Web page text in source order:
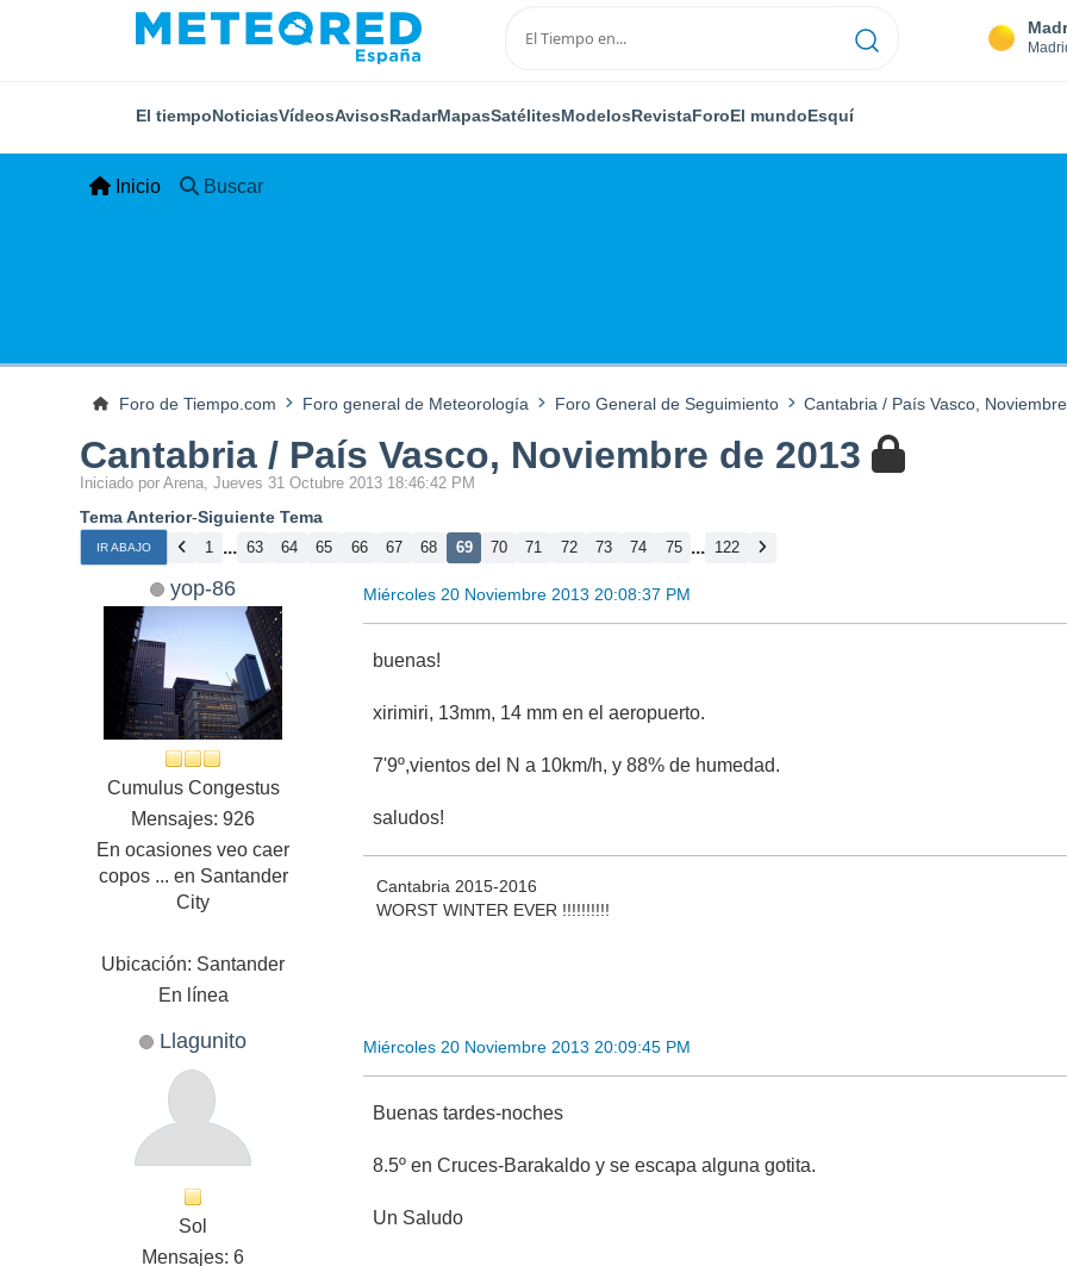
El tiempoNoticiasVídeosAvisosRadarMapasSatélitesModelosRevistaForoEl mundoEsquí
Inicio Buscar
Foro de Tiempo.com Foro general de Meteorología Foro General de Seguimiento Cantabria / País Vasco,
Cantabria / País Vasco, Noviembre de 2013
Iniciado por Arena, Jueves 31 Octubre 2013 18:46:42 PM
Tema Anterior-Siguiente Tema
IR ABAJO 1 ... 63 64 65 66 67 68 69 70 71 72 73 74 75 ... 122
yop-86
Cumulus Congestus
Mensajes: 926
En ocasiones veo caer
copos ... en Santander
City
Ubicación: Santander
En línea
Miércoles 20 Noviembre 2013 20:08:37 PM
buenas!
xirimiri, 13mm, 14 mm en el aeropuerto.
7'9º,vientos del N a 10km/h, y 88% de humedad.
saludos!
Cantabria 2015-2016
WORST WINTER EVER !!!!!!!!!!
Llagunito
Sol
Mensajes: 6
Miércoles 20 Noviembre 2013 20:09:45 PM
Buenas tardes-noches
8.5º en Cruces-Barakaldo y se escapa alguna gotita.
Un Saludo